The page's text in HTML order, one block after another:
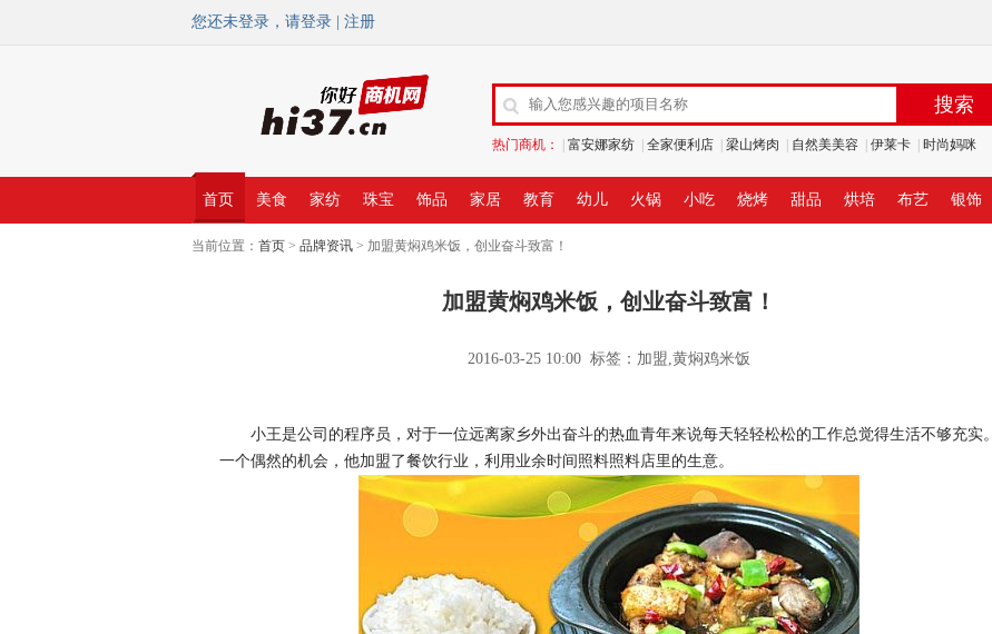
您还未登录，请登录 注册
热门商机： 富安娜家纺 全家便利店 梁山烤肉 自然美美容 伊莱卡 时尚妈咪
首页 美食 家纺 珠宝 饰品 家居 教育 幼儿 火锅 小吃 烧烤 甜品 烘培 布艺 银饰
当前位置： 首页 > 品牌资讯 > 加盟黄焖鸡米饭，创业奋斗致富！
加盟黄焖鸡米饭，创业奋斗致富！
2016-03-25 10:00 标签：加盟,黄焖鸡米饭
小王是公司的程序员，对于一位远离家乡外出奋斗的热血青年来说每天轻轻松松的工作总觉得生活不够充实。
一个偶然的机会，他加盟了餐饮行业，利用业余时间照料照料店里的生意。